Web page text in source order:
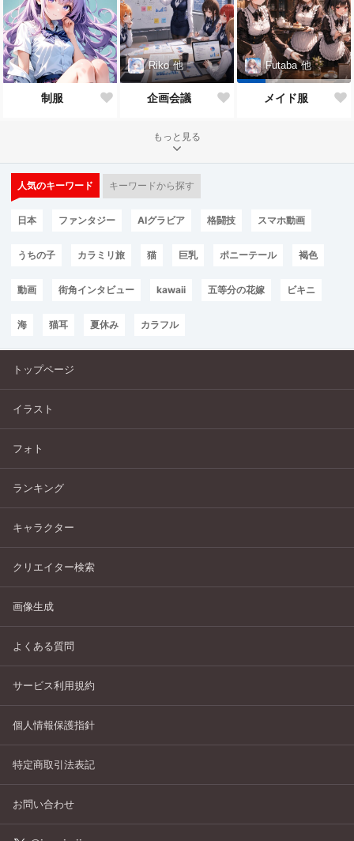
制服
Riko 他
企画会議
Futaba 他
メイド服
もっと見る
人気のキーワード キーワードから探す
日本 ファンタジー AIグラビア 格闘技 スマホ動画
うちの子 カラミリ旅 猫 巨乳 ポニーテール 褐色
動画 街角インタビュー kawaii 五等分の花嫁 ビキニ
海 猫耳 夏休み カラフル
トップページ
イラスト
フォト
ランキング
キャラクター
クリエイター検索
画像生成
よくある質問
サービス利用規約
個人情報保護指針
特定商取引法表記
お問い合わせ